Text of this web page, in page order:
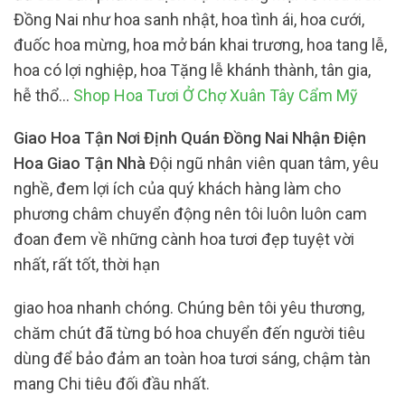
Đồng Nai như hoa sanh nhật, hoa tình ái, hoa cưới,
đuốc hoa mừng, hoa mở bán khai trương, hoa tang lễ,
hoa có lợi nghiệp, hoa Tặng lễ khánh thành, tân gia,
hễ thổ… Shop Hoa Tươi Ở Chợ Xuân Tây Cẩm Mỹ
Giao Hoa Tận Nơi Định Quán Đồng Nai Nhận Điện
Hoa Giao Tận Nhà Đội ngũ nhân viên quan tâm, yêu
nghề, đem lợi ích của quý khách hàng làm cho
phương châm chuyển động nên tôi luôn luôn cam
đoan đem về những cành hoa tươi đẹp tuyệt vời
nhất, rất tốt, thời hạn
giao hoa nhanh chóng. Chúng bên tôi yêu thương,
chăm chút đã từng bó hoa chuyển đến người tiêu
dùng để bảo đảm an toàn hoa tươi sáng, chậm tàn
mang Chi tiêu đối đầu nhất.